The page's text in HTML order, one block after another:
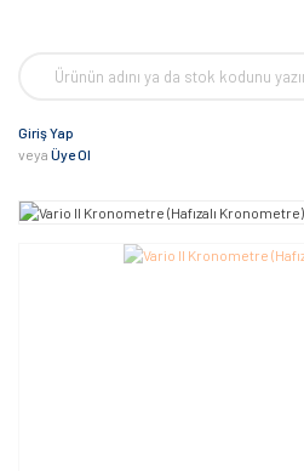
Giriş Yap
veya Üye Ol